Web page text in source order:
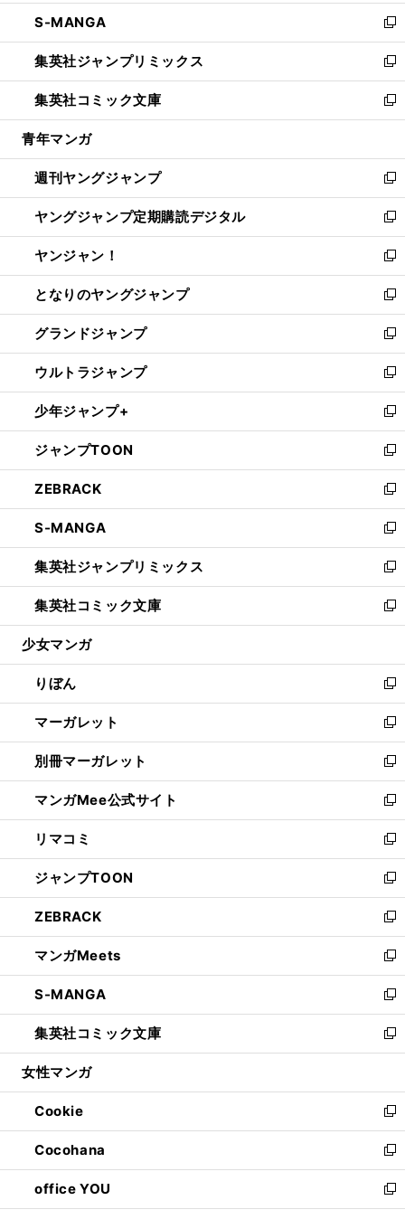
く
ウ
で
開
く
ン
ド
ウ
で
開
く
ウ
ィ
ン
ド
ウ
で
開
し
い
ウ
ィ
ン
ド
ウ
開
く
S-MANGA
新
し
い
ウ
ィ
ン
ウ
で
開
く
集英社ジャンプリミックス
新
し
い
ウ
ン
ド
ウ
で
開
く
集英社コミック文庫
新
し
ウ
ィ
ン
ド
ウ
で
開
く
青年マンガ
週刊ヤングジャンプ
新
し
い
ウ
ィ
ン
ド
ウ
で
開
く
ヤングジャンプ定期購読デジタル
新
し
い
ウ
ィ
ン
ド
ウ
で
開
く
ヤンジャン！
新
し
い
ウ
ィ
ン
ド
ウ
で
開
く
となりのヤングジャンプ
新
し
い
ウ
ィ
ン
ド
ウ
で
開
く
グランドジャンプ
新
し
い
ウ
ィ
ン
ド
ウ
で
開
く
ウルトラジャンプ
新
し
い
ウ
ィ
ン
ド
ウ
で
開
く
少年ジャンプ+
新
し
い
ウ
ィ
ン
ド
ウ
で
開
く
ジャンプTOON
新
し
い
ウ
ィ
ン
ド
ウ
で
開
ZEBRACK
新
し
い
ウ
ィ
ン
ド
ウ
開
く
S-MANGA
新
し
い
ウ
ィ
ン
ウ
で
開
く
集英社ジャンプリミックス
新
し
い
ウ
ン
ド
ウ
で
開
く
集英社コミック文庫
新
し
ウ
ィ
ン
ド
ウ
で
開
く
少女マンガ
りぼん
新
し
い
ウ
ィ
ン
ド
ウ
で
開
く
マーガレット
新
し
い
ウ
ィ
ン
ド
ウ
で
開
く
別冊マーガレット
新
し
い
ウ
ィ
ン
ド
ウ
で
開
く
マンガMee公式サイト
新
し
い
ウ
ィ
ン
ド
ウ
で
開
く
リマコミ
新
し
い
ウ
ィ
ン
ド
ウ
で
開
く
ジャンプTOON
新
し
い
ウ
ィ
ン
ド
ウ
で
開
ZEBRACK
新
し
い
ウ
ィ
ン
ド
ウ
開
く
マンガMeets
新
し
い
ウ
ィ
ン
ウ
で
開
く
S-MANGA
新
し
い
ウ
ン
ド
ウ
で
開
く
集英社コミック文庫
新
し
ウ
ィ
ン
ド
ウ
で
開
女性マンガ
Cookie
新
し
い
ウ
ィ
ン
Cocohana
新
し
い
ウ
office YOU
新
し